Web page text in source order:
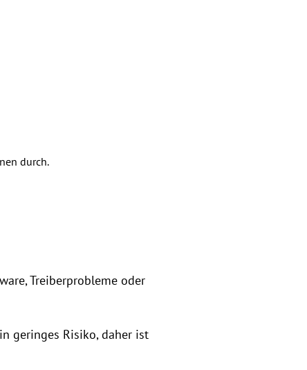
durch.
Treiberprobleme oder
geringes Risiko, daher ist